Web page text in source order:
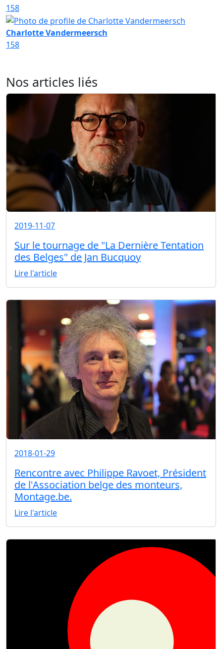
158
Charlotte Vandermeersch
158
Nos articles liés
2019-11-07
Sur le tournage de "La Dernière Tentation
des Belges" de Jan Bucquoy
Lire l'article
2018-01-29
Rencontre avec Philippe Ravoet, Président
de l'Association belge des monteurs,
Montage.be.
Lire l'article